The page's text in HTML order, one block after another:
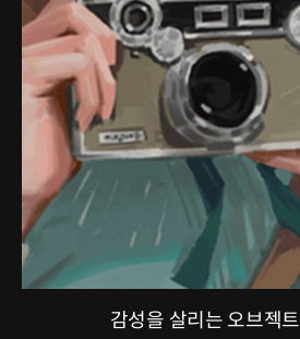
감성을 살리는 오브젝트